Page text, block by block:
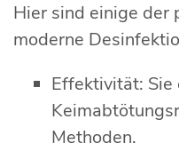
Hier sind einige der
moderne
Effektivität: Sie
Methoden.